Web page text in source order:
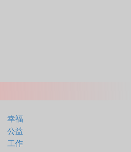
幸福
公益
工作